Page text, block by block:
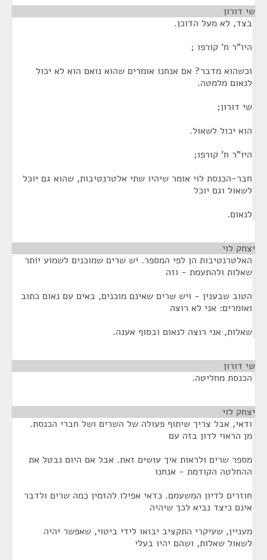
שי דורון
בצד, לא מעל הדוכן.
היו"ר ח' קורפו ;
וכשהוא מדבר? אם אנחנו אומרים שהוא נואם הוא לא יכול
לנאום מלמטה.
שי דורון;
הוא יכול לשאול.
היו"ר ח' קורפו;
חבר-הכנסת לוי אומר שיהיו שתי אלטרנטיבות, שהוא גם יוכל
לשאול וגם יוכל
לנאום.
יצחק לוי
האלטרנטיבות הן לפי המספר. יש שרים שמוכנים לשמוע יותר
שאלות ולהתעמת - וזה
הטוב שבענין - ויש שרים שאינם מוכנים, באים עם נאום כתוב
ואומרים: אני לא רוצה
שאלות, אני רוצה לנאום ובסוף אענה.
שי דורון
הכנסת מחליטה.
יצחק לוי
ודאי, אבל צריך שיתוף פעולה של השרים ושל חברי הכנסת.
מן הראוי לדון בזה עם
מספר שרים ולראות איך עושים זאת. אבל אם היום נבטל את
ההחלטה הקודמת - אנחנו
חוזרים לדיון המשעמם. כדאי אפילו להזמין כמה שרים ולדבר
אינם כיצד נביא לכך שיהיה
מעניין, שעיקרי התקציב יבואו לידי ביטוי, שאפשר יהיה
לשאול שאלות, ושהם יהיו בעלי